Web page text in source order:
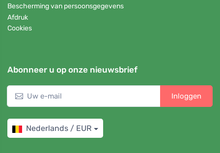
Bescherming van persoonsgegevens
Afdruk
Cookies
Abonneer u op onze nieuwsbrief
Inloggen
Nederlands / EUR